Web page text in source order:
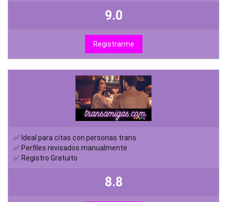
9.0
Registrarme
✅ Ideal para citas con personas trans
✅ Perfiles revisados manualmente
✅ Registro Gratuito
8.8